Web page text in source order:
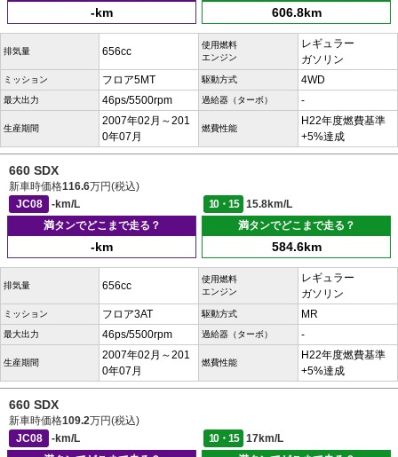
-km 606.8km
排気量 656cc
使用燃料
エンジン
レギュラー
ガソリン
ミッション フロア5MT 駆動方式 4WD
最大出力 46ps/5500rpm 過給器（ターボ） -
生産期間
2007年02月～201
0年07月
燃費性能
H22年度燃費基準
+5%達成
660 SDX
新車時価格116.6万円(税込)
JC08
-km/L 10・15
15.8km/L
満タンでどこまで走る？
-km
満タンでどこまで走る？
584.6km
排気量 656cc
使用燃料
エンジン
レギュラー
ガソリン
ミッション フロア3AT 駆動方式 MR
最大出力 46ps/5500rpm 過給器（ターボ） -
生産期間
2007年02月～201
0年07月
燃費性能
H22年度燃費基準
+5%達成
660 SDX
新車時価格109.2万円(税込)
JC08
-km/L 10・15
17km/L